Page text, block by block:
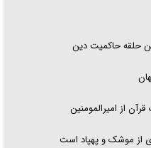
حلقه حاکمیت دین
از امیرالمومنین
از موشک و پهپاد است